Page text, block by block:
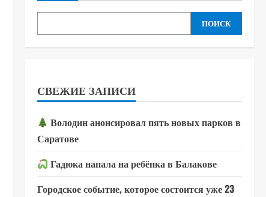
ПОИСК
СВЕЖИЕ ЗАПИСИ
Володин анонсировал пять новых парков в
Саратове
Гадюка напала на ребёнка в Балакове
Городское событие, которое состоится уже 23